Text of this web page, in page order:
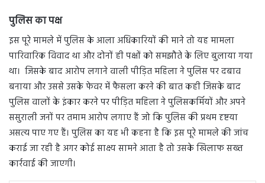
पुलिस का पक्ष
इस पूरे मामले में पुलिस के आला अधिकारियों की माने तो यह मामला
पारिवारिक विवाद था और दोनों ही पक्षों को समझौते के लिए बुलाया गया
था। जिसके बाद आरोप लगाने वाली पीड़ित महिला ने पुलिस पर दबाव
बनाया और उससे उसके फेवर में फैसला करने की बात कही जिसके बाद
पुलिस वालों के इंकार करने पर पीड़ित महिला ने पुलिसकर्मियों और अपने
ससुराली जनों पर तमाम आरोप लगाए हैं जो कि पुलिस की प्रथम दृष्टया
असत्य पाए गए हैं। पुलिस का यह भी कहना है कि इस पूरे मामले की जांच
कराई जा रही है अगर कोई साक्ष्य सामने आता है तो उसके खिलाफ सख्त
कार्रवाई की जाएगी।